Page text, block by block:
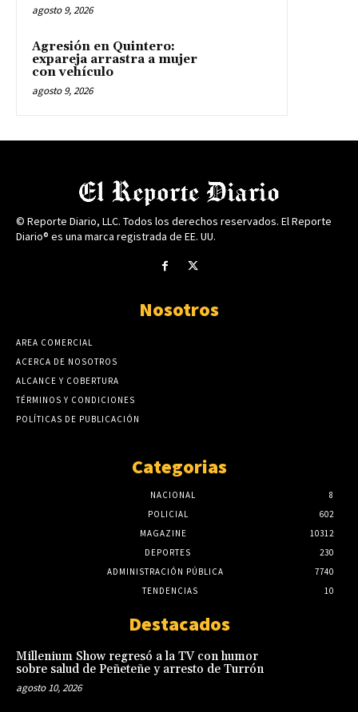
agosto 9, 2026
Agresión en Quintero:
expareja arrastra a mujer
con vehículo
agosto 9, 2026
© Reporte Diario, LLC. Todos los derechos reservados. El Reporte
Diario® es una marca registrada de EE. UU.
Nosotros
AREA COMERCIAL
ACERCA DE NOSOTROS
ALCANCE Y COBERTURA
TÉRMINOS Y CONDICIONES
POLÍTICAS DE PUBLICACIÓN
Categorias
NACIONAL
8
POLICIAL
602
MAGAZINE
10312
DEPORTES
230
ADMINISTRACIÓN PÚBLICA
7740
TENDENCIAS
10
Destacados
Millenium Show regresó a la TV con humor
sobre salud de Peñeteñe y arresto de Turrón
agosto 10, 2026